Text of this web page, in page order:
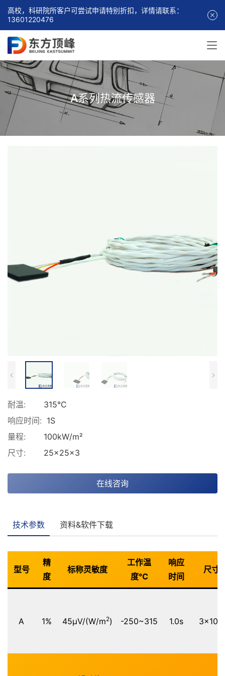
A系列热流传感器
耐温:
315°C
响应时间: 1S
量程:
100kW/m²
尺寸:
25×25×3
在线咨询
技术参数 资料&软件下载
型号
精
度
标称灵敏度
工作温
度℃
响应
时间
尺寸
A 1% 45μV/(W/m2) -250~315 1.0s
高校，科研院所客户可尝试申请特别折扣，详情请联系：
13601220476